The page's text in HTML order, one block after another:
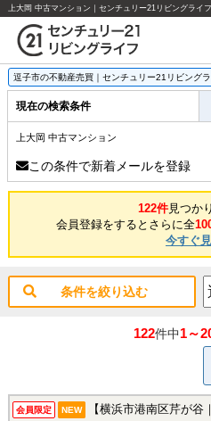
上大岡 中古マンション｜センチュリー21リビングライフ
逗子市の不動産売買｜センチュリー21リビング
現在の検索条件
上大岡 中古マンション
この条件で新着メールを登録
122件見つか
会員登録をするとさらに全
今すぐ
条件を絞り込む
122件中1～
会員限定 NEW 【横浜市港南区芹が谷